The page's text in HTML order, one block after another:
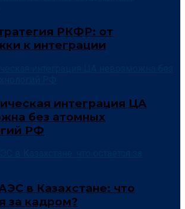
РКФР: от
к интеграции
интеграция ЦА
без атомных
РФ
в Казахстане: что
за кадром?